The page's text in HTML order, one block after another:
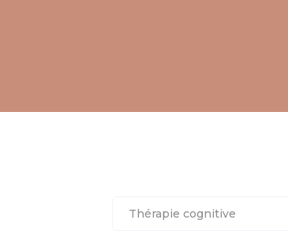
Thérapie cognitive